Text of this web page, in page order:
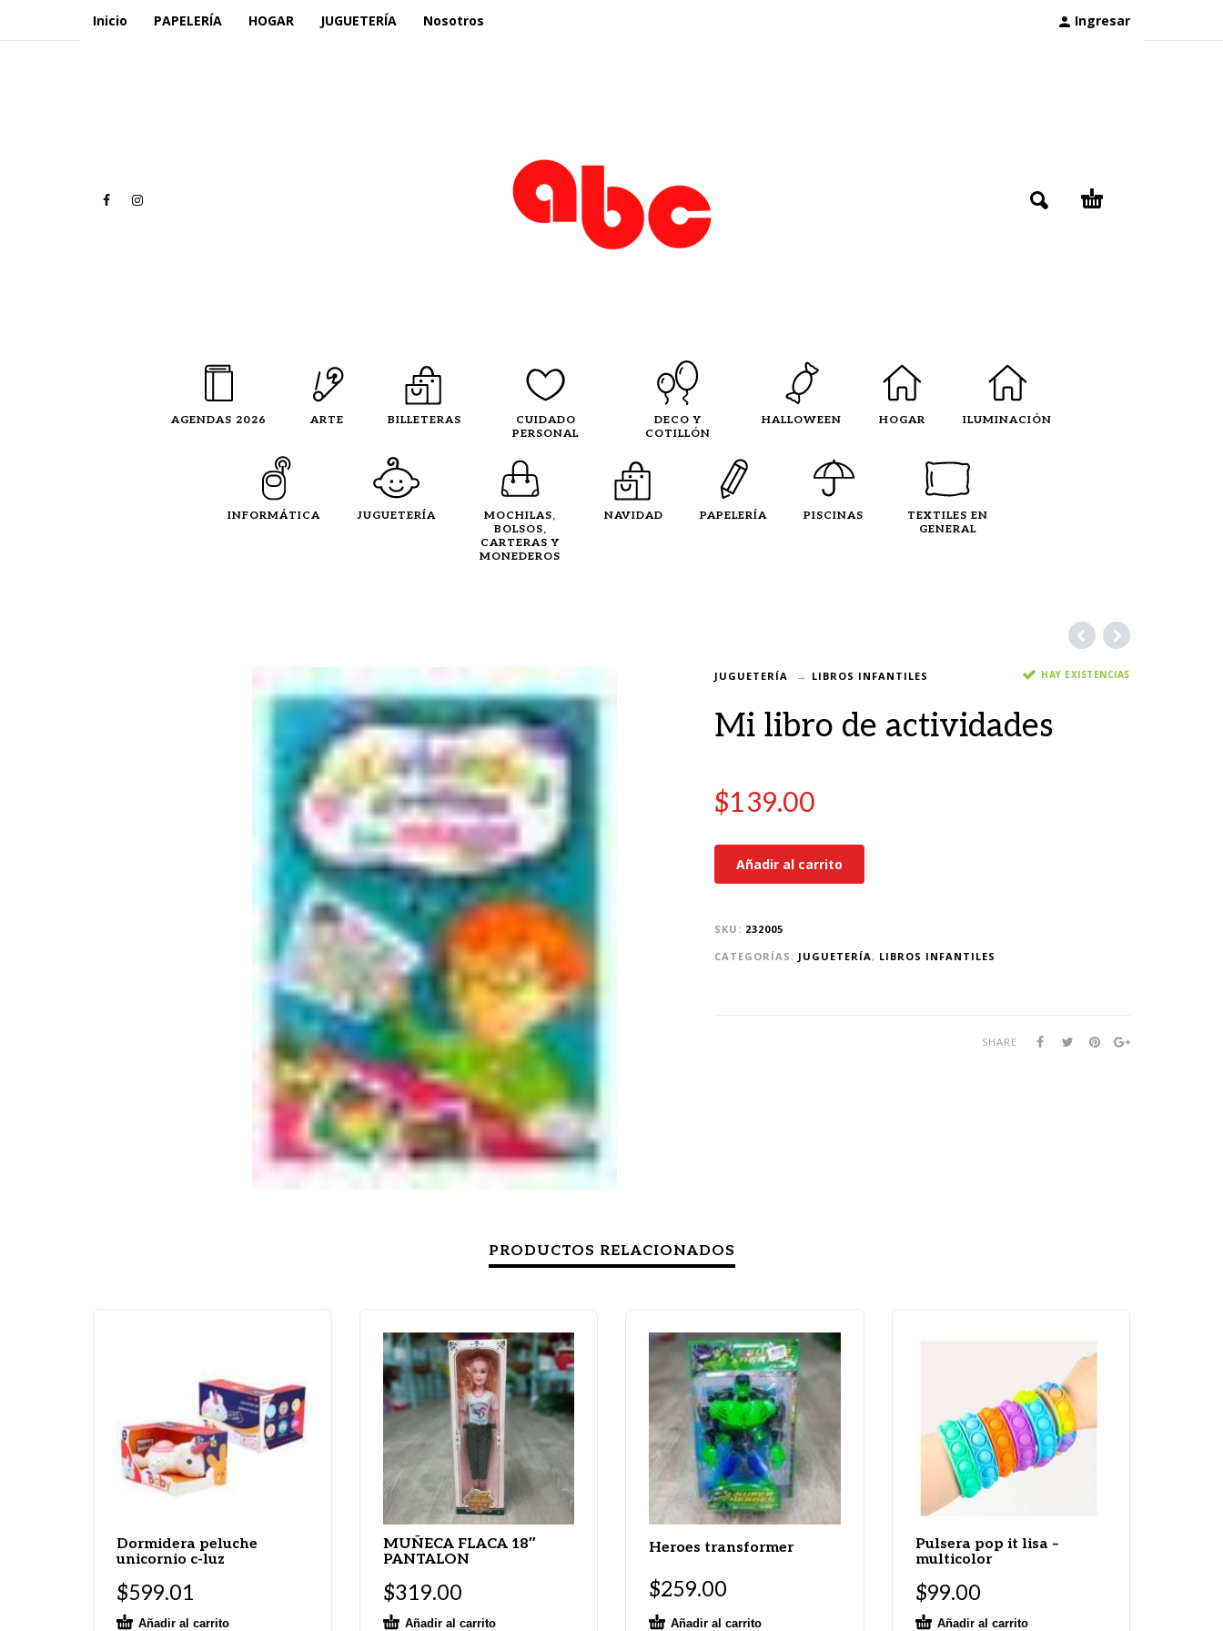
Ingresar
Inicio PAPELERÍA HOGAR JUGUETERÍA Nosotros
AGENDAS 2026 ARTE BILLETERAS
CUIDADO
PERSONAL
DECO Y
COTILLÓN
HALLOWEEN HOGAR ILUMINACIÓN
INFORMÁTICA JUGUETERÍA
MOCHILAS,
BOLSOS,
CARTERAS Y
MONEDEROS
NAVIDAD PAPELERÍA PISCINAS
TEXTILES EN
GENERAL
JUGUETERÍA LIBROS INFANTILES HAY EXISTENCIAS
Mi libro de actividades
$139.00
Añadir al carrito
SKU: 232005
CATEGORÍAS: JUGUETERÍA, LIBROS INFANTILES
SHARE
PRODUCTOS RELACIONADOS
Dormidera peluche
unicornio c-luz
$599.01
Añadir al carrito
MUÑECA FLACA 18″
PANTALON
$319.00
Añadir al carrito
Heroes transformer
$259.00
Añadir al carrito
Pulsera pop it lisa –
multicolor
$99.00
Añadir al carrito